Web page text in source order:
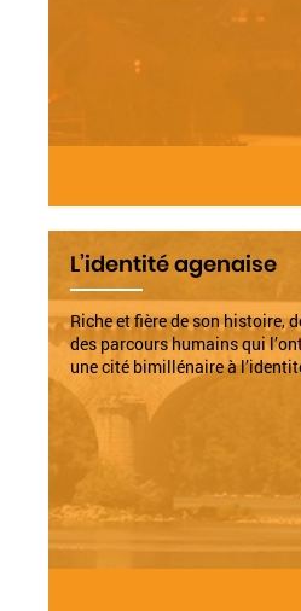
L’identité agenaise
Riche et fière de son histoire,
des parcours humains qui
une cité bimillénaire à